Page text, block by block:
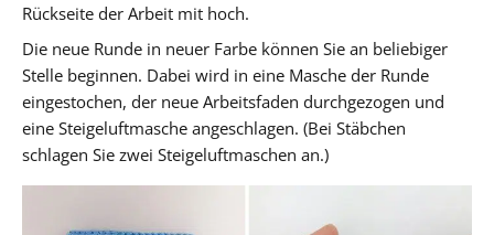
Rückseite der Arbeit mit hoch.
Die neue Runde in neuer Farbe können Sie an beliebiger
Stelle beginnen. Dabei wird in eine Masche der Runde
eingestochen, der neue Arbeitsfaden durchgezogen und
eine Steigeluftmasche angeschlagen. (Bei Stäbchen
schlagen Sie zwei Steigeluftmaschen an.)